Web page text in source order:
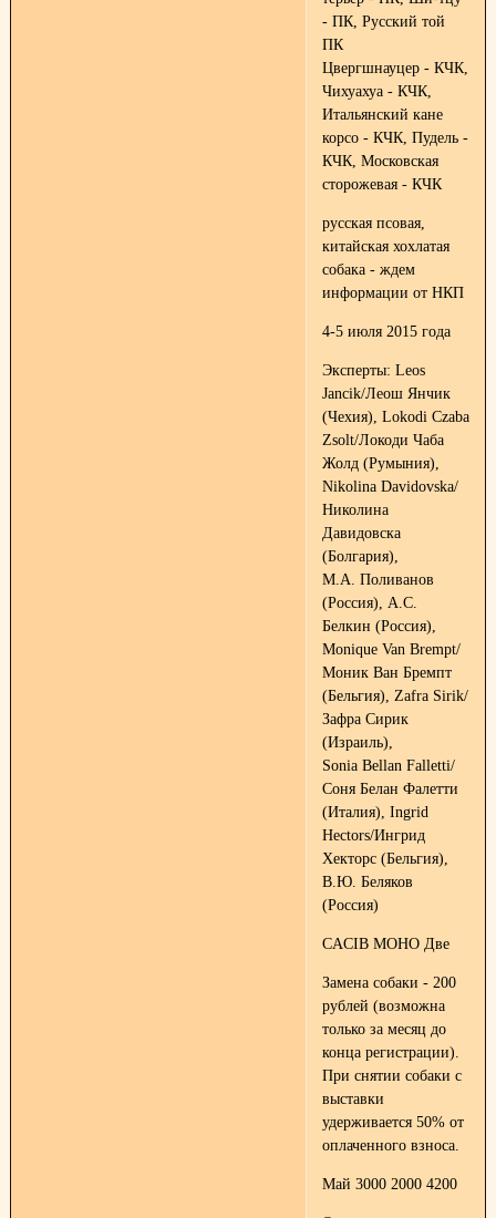
- ПК, Русский той
ПК
Цвергшнауцер - КЧК,
Чихуахуа - КЧК,
Итальянский кане
корсо - КЧК, Пудель -
КЧК, Московская
сторожевая - КЧК
русская псовая,
китайская хохлатая
собака - ждем
информации от НКП
4-5 июля 2015 года
Эксперты: Leos
Jancik/Леош Янчик
(Чехия), Lokodi Czaba
Zsolt/Локоди Чаба
Жолд (Румыния),
Nikolina Davidovska/
Николина
Давидовска
(Болгария),
М.А. Поливанов
(Россия), А.С.
Белкин (Россия),
Monique Van Brempt/
Моник Ван Бремпт
(Бельгия), Zafra Sirik/
Зафра Сирик
(Израиль),
Sonia Bellan Falletti/
Соня Белан Фалетти
(Италия), Ingrid
Hectors/Ингрид
Хекторс (Бельгия),
В.Ю. Беляков
(Россия)
CACIB МОНО Две
Замена собаки - 200
рублей (возможна
только за месяц до
конца регистрации).
При снятии собаки с
выставки
удерживается 50% от
оплаченного взноса.
Май 3000 2000 4200